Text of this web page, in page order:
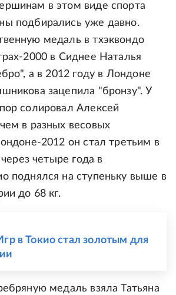
в этом виде спорта
подбирались уже давно.
медаль в тхэквондо
2000 в Сиднее Наталья
а в 2012 году в Лондоне
зацепила "бронзу". У
солировал Алексей
в разных весовых
2012 он стал третьим в
четыре года в
поднялся на ступеньку выше в
до 68 кг.
в Токио стал золотым для
медаль взяла Татьяна